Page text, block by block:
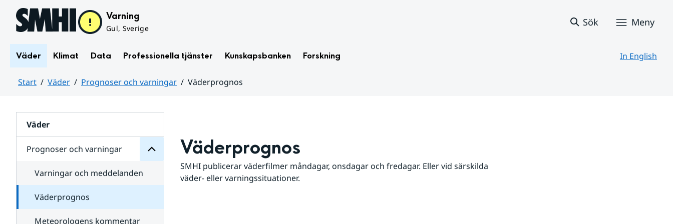
Hoppa till sidans innehåll Varning
Gul, Sverige
Sök Meny
Väder Klimat Data Professionella tjänster Kunskapsbanken Forskning In English
Start Väder Prognoser och varningar
Väderprognos
Väder
Prognoser och varningar
för
varningar
Varningar och meddelanden
Väderprognos
Meteorologens kommentar
Väderprognos
SMHI publicerar väderfilmer måndagar, onsdagar och fredagar. Eller vid särskilda
väder- eller varningssituationer.